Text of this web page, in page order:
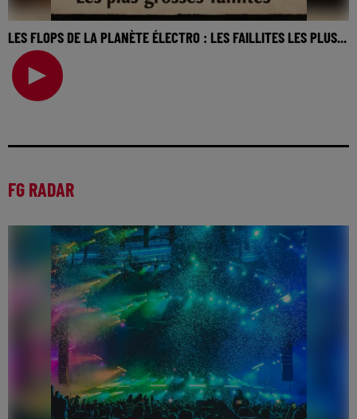
LES FLOPS DE LA PLANÈTE ÉLECTRO : LES FAILLITES LES PLUS...
La music story du jour c’est celle des flops de la planète
électro… Ce qui a commencé comme une cult
FG RADAR